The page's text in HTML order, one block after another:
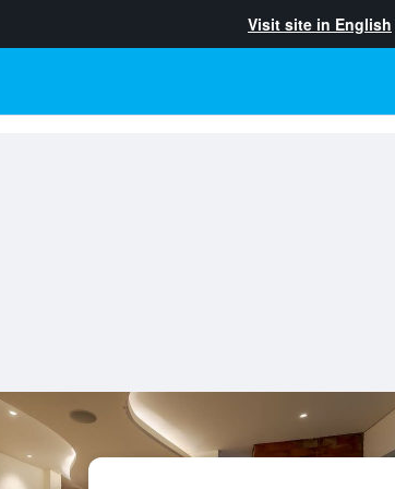
Visit site in English